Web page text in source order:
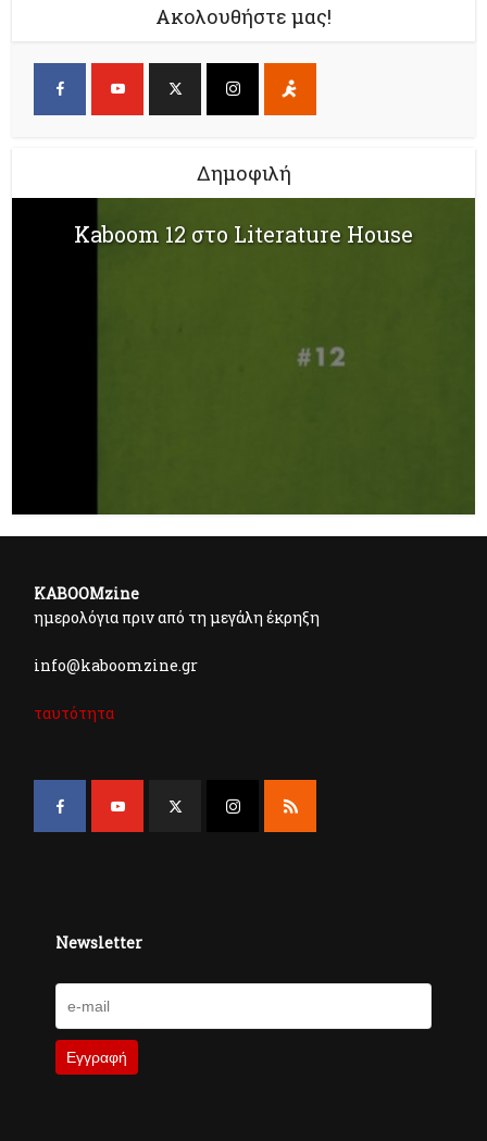
Ακολουθήστε μας!
Δημοφιλή
Kaboom 12 στο Literature House
KABOOMzine
ημερολόγια πριν από τη μεγάλη έκρηξη
info@kaboomzine.gr
ταυτότητα
Newsletter